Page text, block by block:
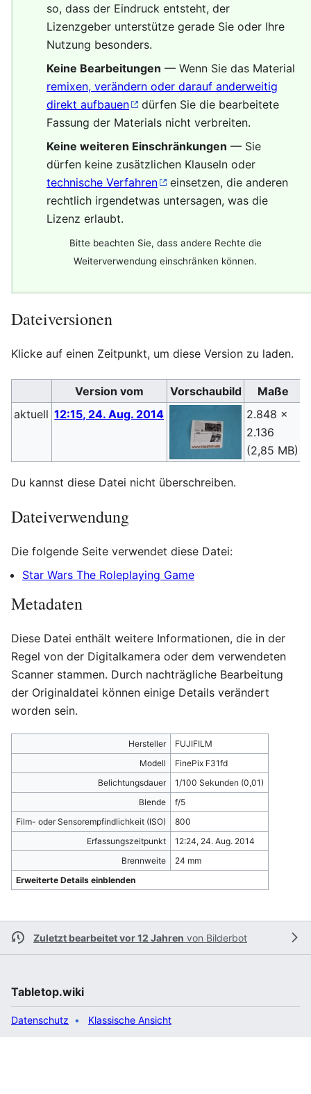
so, dass der Eindruck entsteht, der
Lizenzgeber unterstütze gerade Sie oder Ihre
Nutzung besonders.
Keine Bearbeitungen — Wenn Sie das Material
remixen, verändern oder darauf anderweitig
direkt aufbauen
dürfen Sie die bearbeitete
Fassung der Materials nicht verbreiten.
Keine weiteren Einschränkungen — Sie
dürfen keine zusätzlichen Klauseln oder
technische Verfahren
einsetzen, die anderen
rechtlich irgendetwas untersagen, was die
Lizenz erlaubt.
Bitte beachten Sie, dass andere Rechte die
Weiterverwendung einschränken können.
Dateiversionen
Klicke auf einen Zeitpunkt, um diese Version zu laden.
Version vom Vorschaubild
Maße
aktuell 12:15, 24. Aug. 2014
2.848 ×
2.136
(2,85 MB)
Du kannst diese Datei nicht überschreiben.
Dateiverwendung
Die folgende Seite verwendet diese Datei:
Star Wars The Roleplaying Game
Metadaten
Diese Datei enthält weitere Informationen, die in der
Regel von der Digitalkamera oder dem verwendeten
Scanner stammen. Durch nachträgliche Bearbeitung
der Originaldatei können einige Details verändert
worden sein.
Hersteller
FUJIFILM
Modell
FinePix F31fd
Belichtungsdauer
1/100 Sekunden (0,01)
Blende
f/5
Film- oder Sensorempfindlichkeit (ISO)
800
Erfassungszeitpunkt
12:24, 24. Aug. 2014
Brennweite
24 mm
Erweiterte Details einblenden
Zuletzt bearbeitet vor 12 Jahren von Bilderbot
Tabletop.wiki
Datenschutz Klassische Ansicht